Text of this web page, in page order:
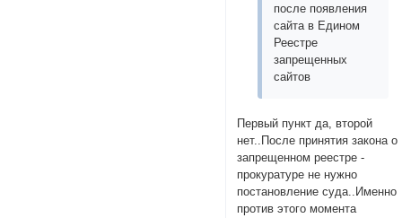
после появления
сайта в Едином
Реестре
запрещенных
сайтов
Первый пункт да, второй
нет..После принятия закона о
запрещенном реестре -
прокуратуре не нужно
постановление суда..Именно
против этого момента